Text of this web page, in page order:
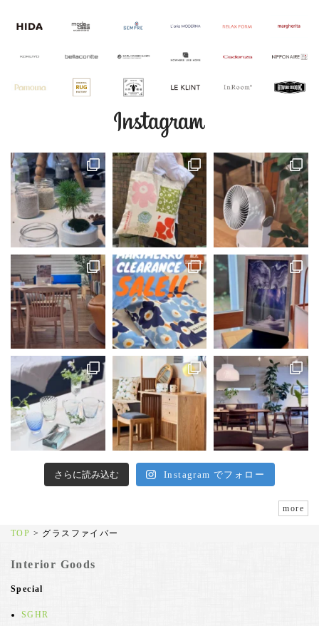
さらに読み込む Instagram でフォロー
more
TOP > グラスファイバー
Interior Goods
Special
SGHR